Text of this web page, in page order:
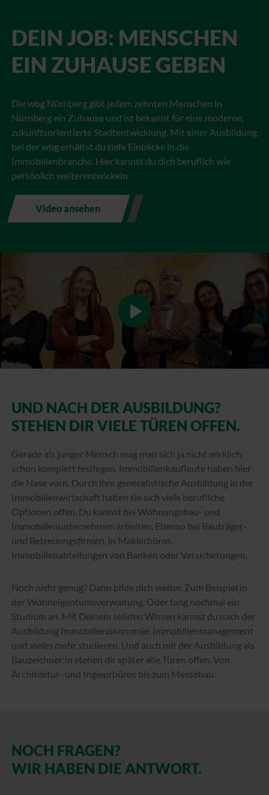
DEIN JOB: MENSCHEN
EIN ZUHAUSE GEBEN
Die wbg Nürnberg gibt jedem zehnten Menschen in
Nürnberg ein Zuhause und ist bekannt für eine moderne,
zukunftsorientierte Stadtentwicklung. Mit einer Ausbildung
bei der wbg erhältst du tiefe Einblicke in die
Immobilienbranche. Hier kannst du dich beruflich wie
persönlich weiterentwickeln.
Video ansehen
UND NACH DER AUSBILDUNG?
STEHEN DIR VIELE TÜREN OFFEN.
Gerade als junger Mensch mag man sich ja nicht wirklich
schon komplett festlegen. Immobilienkaufleute haben hier
die Nase vorn. Durch ihre generalistische Ausbildung in der
Immobilienwirtschaft halten sie sich viele berufliche
Optionen offen. Du kannst bei Wohnungsbau- und
Immobilienunternehmen arbeiten. Ebenso bei Bauträger-
und Betreuungsfirmen, in Maklerbüros,
Immobilienabteilungen von Banken oder Versicherungen.
Noch nicht genug? Dann bilde dich weiter. Zum Beispiel in
der Wohneigentumsverwaltung. Oder fang nochmal ein
Studium an. Mit Deinem soliden Wissen kannst du nach der
Ausbildung Immobilienökonomie, Immobilienmanagement
und vieles mehr studieren. Und auch mit der Ausbildung als
Bauzeichner:in stehen dir später alle Türen offen. Von
Architektur- und Ingieurbüros bis zum Messebau.
NOCH FRAGEN?
WIR HABEN DIE ANTWORT.